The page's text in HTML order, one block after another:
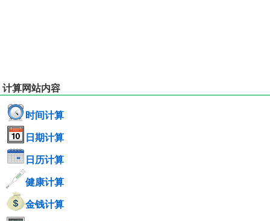
计算网站内容
时间计算
日期计算
日历计算
健康计算
金钱计算